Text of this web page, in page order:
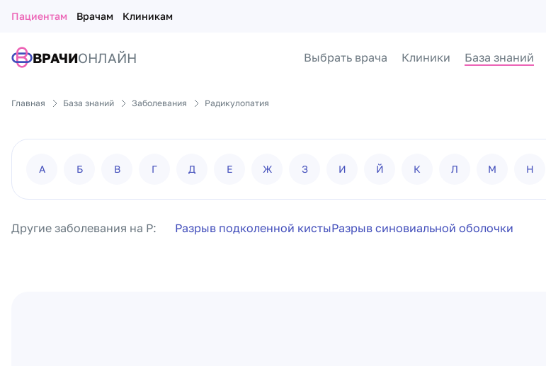
Пациентам Врачам Клиникам
ВРАЧИОНЛАЙН Выбрать врача Клиники База знаний
Главная База знаний Заболевания Радикулопатия
А Б В Г Д Е Ж З И Й К Л М Н
Другие заболевания на Р: Разрыв подколенной кистыРазрыв синовиальной оболочки